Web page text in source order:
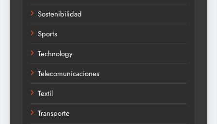
Sostenibilidad
Sports
Technology
Telecomunicaciones
Textil
Transporte